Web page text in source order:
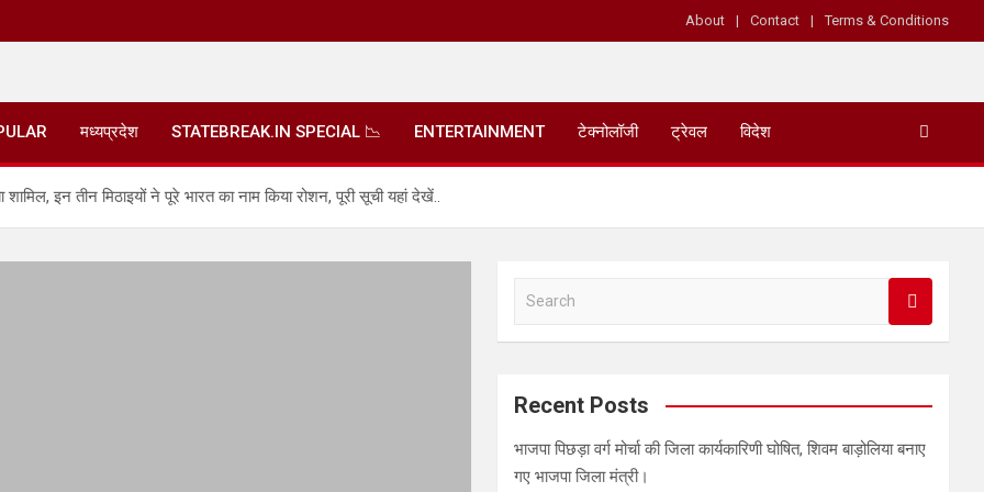
About Contact Terms & Conditions
मध्यप्रदेश STATEBREAK.IN SPECIAL 📉 ENTERTAINMENT टेक्नोलॉजी ट्रेवल विदेश
इन तीन मिठाइयों ने पूरे भारत का नाम किया रोशन, पूरी सूची यहां देखें..
a
c
Recent Posts
भाजपा पिछड़ा वर्ग मोर्चा की जिला कार्यकारिणी घोषित, शिवम बाड़ोलिया बनाए
गए भाजपा जिला मंत्री।